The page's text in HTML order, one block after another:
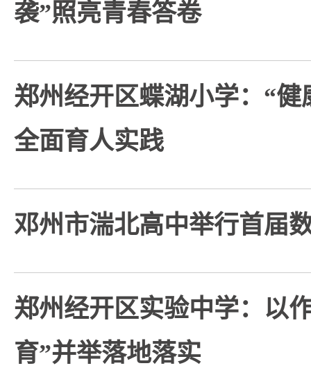
袭”照亮青春答卷
郑州经开区蝶湖小学：“健
全面育人实践
邓州市湍北高中举行首届
郑州经开区实验中学：以
育”并举落地落实